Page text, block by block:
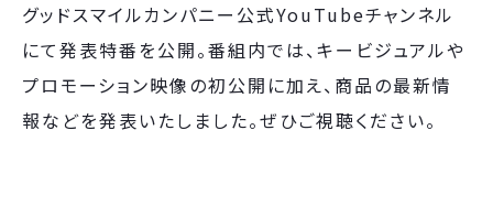
グッドスマイルカンパニー公式YouTubeチャンネル
にて発表特番を公開。番組内では、キービジュアルや
プロモーション映像の初公開に加え、商品の最新情
報などを発表いたしました。ぜひご視聴ください。